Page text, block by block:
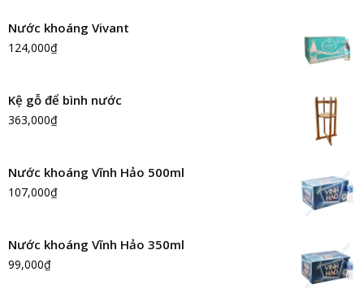
Nước khoáng Vivant
124,000₫
Kệ gỗ để bình nước
363,000₫
Nước khoáng Vĩnh Hảo 500ml
107,000₫
Nước khoáng Vĩnh Hảo 350ml
99,000₫